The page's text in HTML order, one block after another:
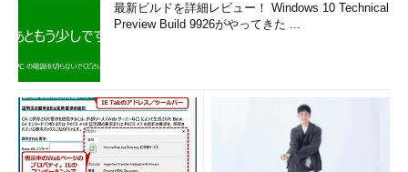
最新ビルドを詳細レビュー！ Windows 10 Technical
Preview Build 9926がやってきた ...